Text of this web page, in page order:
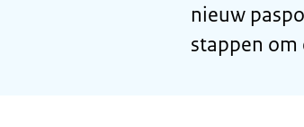
nieuw
stappen om